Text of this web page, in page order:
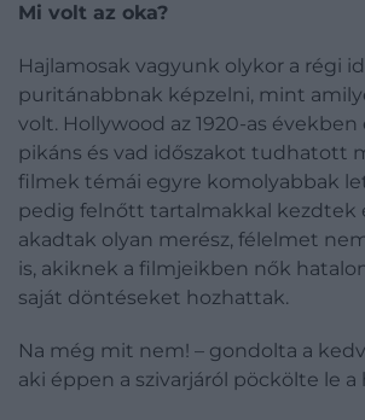
Mi volt az oka?
Hajlamosak vagyunk olykor a régi
puritánabbnak képzelni, mint
volt. Hollywood az 1920-as években
pikáns és vad időszakot tudhatott
filmek témái egyre komolyabbak
pedig felnőtt tartalmakkal kezdtek
akadtak olyan merész, félelmet
is, akiknek a filmjeikben nők
saját döntéseket hozhattak.
Na még mit nem! – gondolta a
aki éppen a szivarjáról pöckölte le a